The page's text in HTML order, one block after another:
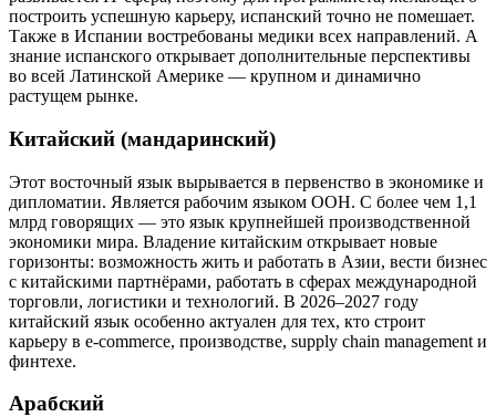
построить успешную карьеру, испанский точно не помешает.
Также в Испании востребованы медики всех направлений. А
знание испанского открывает дополнительные перспективы
во всей Латинской Америке — крупном и динамично
растущем рынке.
Китайский (мандаринский)
Этот восточный язык вырывается в первенство в экономике и
дипломатии. Является рабочим языком ООН. С более чем 1,1
млрд говорящих — это язык крупнейшей производственной
экономики мира. Владение китайским открывает новые
горизонты: возможность жить и работать в Азии, вести бизнес
с китайскими партнёрами, работать в сферах международной
торговли, логистики и технологий. В 2026–2027 году
китайский язык особенно актуален для тех, кто строит
карьеру в e-commerce, производстве, supply chain management и
финтехе.
Арабский